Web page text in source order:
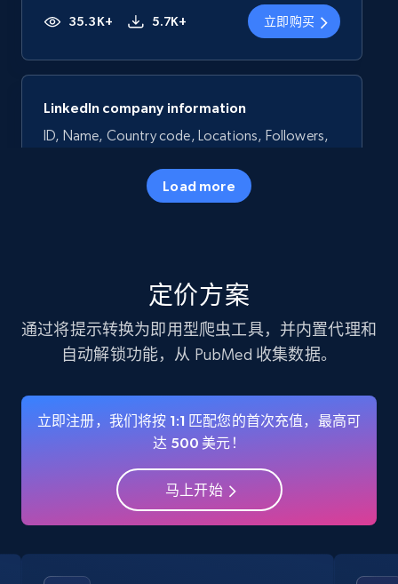
35.3K+ 5.7K+ 立即购买
LinkedIn company information
ID, Name, Country code, Locations, Followers,
3.5K+
Instagram - Profiles
Account, Fbid, ID, Followers, Posts count, Is
business account, Is professional account, Is
verified, and more.
Social media
Load more
定价方案
通过将提示转换为即用型爬虫工具，并内置代理和
自动解锁功能，从 PubMed 收集数据。
立即注册，我们将按 1:1 匹配您的首次充值，最高可
达 500 美元！
马上开始